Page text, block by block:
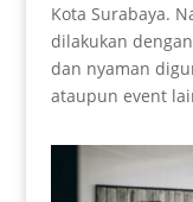
Kota Surabaya.
dilakukan
dan nyaman
ataupun event